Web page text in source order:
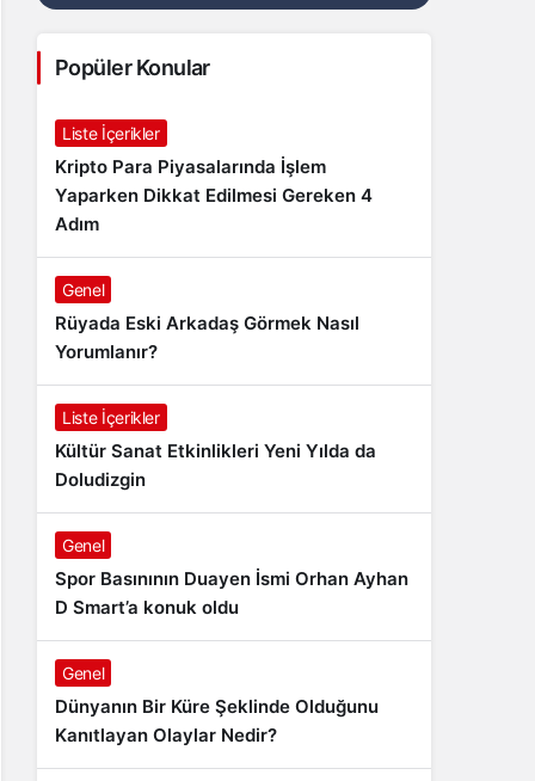
Popüler Konular
Liste İçerikler
Kripto Para Piyasalarında İşlem
Yaparken Dikkat Edilmesi Gereken 4
Adım
Genel
Rüyada Eski Arkadaş Görmek Nasıl
Yorumlanır?
Liste İçerikler
Kültür Sanat Etkinlikleri Yeni Yılda da
Doludizgin
Genel
Spor Basınının Duayen İsmi Orhan Ayhan
D Smart’a konuk oldu
Genel
Dünyanın Bir Küre Şeklinde Olduğunu
Kanıtlayan Olaylar Nedir?